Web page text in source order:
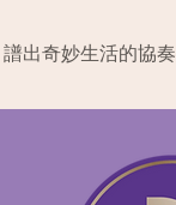
譜出奇妙生活的協奏